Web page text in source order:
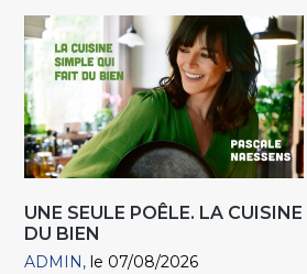
UNE SEULE POÊLE. LA
DU BIEN
ADMIN le 07/08/2026